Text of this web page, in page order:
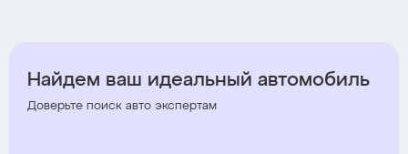
Найдем ваш идеальный автомобиль
Доверьте поиск авто экспертам